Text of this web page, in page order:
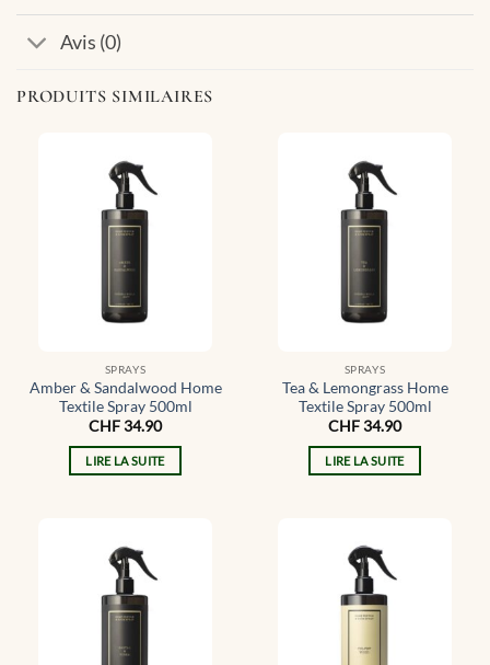
Avis (0)
PRODUITS SIMILAIRES
SPRAYS
Amber & Sandalwood Home
Textile Spray 500ml
CHF34.90
LIRE LA SUITE
SPRAYS
Tea & Lemongrass Home
Textile Spray 500ml
CHF34.90
LIRE LA SUITE